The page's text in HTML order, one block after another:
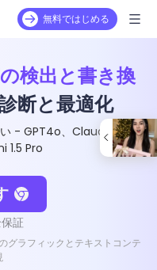
無料ではじめる
検出と書き換
断と最適化
い - GPT4o、Claude 3.5
1.5 Pro
グラフィックとテキストコンテ